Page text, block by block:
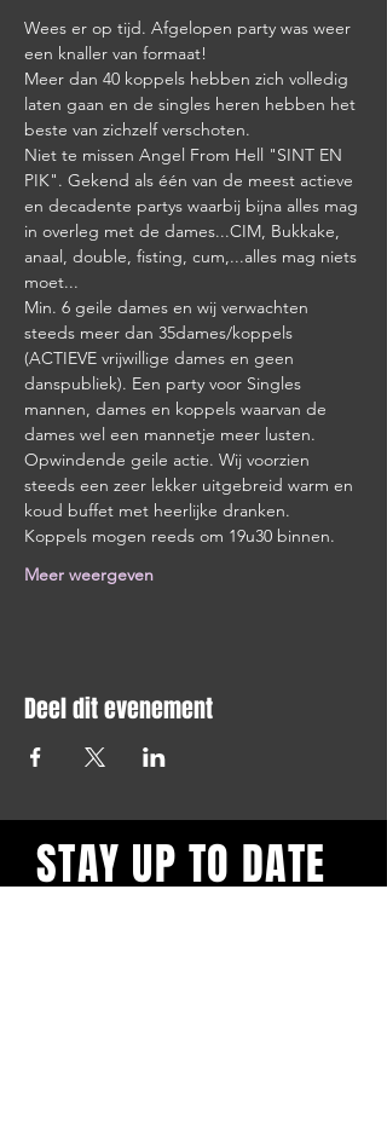
Wees er op tijd. Afgelopen party was weer
een knaller van formaat!
Meer dan 40 koppels hebben zich volledig
laten gaan en de singles heren hebben het
beste van zichzelf verschoten.
Niet te missen Angel From Hell "SINT EN
PIK". Gekend als één van de meest actieve
en decadente partys waarbij bijna alles mag
in overleg met de dames...CIM, Bukkake,
anaal, double, fisting, cum,...alles mag niets
moet...
Min. 6 geile dames en wij verwachten
steeds meer dan 35dames/koppels
(ACTIEVE vrijwillige dames en geen
danspubliek). Een party voor Singles
mannen, dames en koppels waarvan de
dames wel een mannetje meer lusten.
Opwindende geile actie. Wij voorzien
steeds een zeer lekker uitgebreid warm en
koud buffet met heerlijke dranken.
Koppels mogen reeds om 19u30 binnen.
Meer weergeven
Deel dit evenement
STAY UP TO DATE